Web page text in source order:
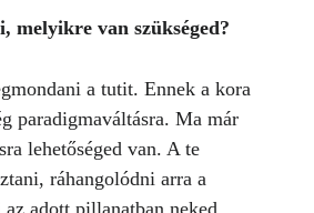
melyikre van szükséged?
a tutit. Ennek a kora
paradigmaváltásra. Ma már
lehetőséged van. A te
ráhangolódni arra a
adott pillanatban neked